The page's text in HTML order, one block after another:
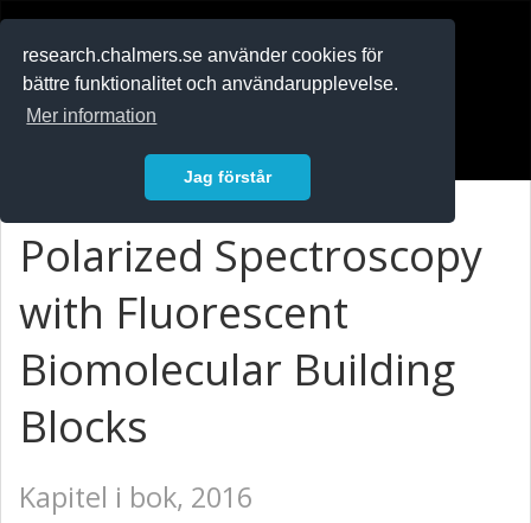
research.chalmers.se använder cookies för
bättre funktionalitet och användarupplevelse.
Mer information
Jag förstår
Polarized Spectroscopy
with Fluorescent
Biomolecular Building
Blocks
Kapitel i bok, 2016